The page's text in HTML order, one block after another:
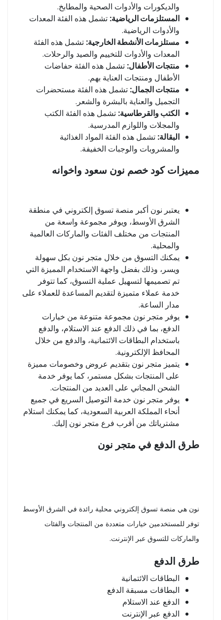
والديكورات والأدوات الصحية والمطابخ.
المستلزمات الرياضية: تشمل هذه الفئة المعدات
والأدوات الرياضية.
مستلزمات الأنشطة الخارجية: تشمل هذه الفئة
المعدات والأدوات للتخييم والصيد والرحلات.
منتجات الأطفال: تشمل هذه الفئة حفاضات
الأطفال ومنتجات العناية بهم.
منتجات الجمال: تشمل هذه الفئة مستحضرات
التجميل والعناية بالبشرة والشعر.
الكتب والقرطاسية: تشمل هذه الفئة الكتب
والمجلات واللوازم المدرسية.
البقالة: تشمل هذه الفئة المواد الغذائية
والمشروبات والوجبات الخفيفة.
مميزات كود خصم نون سعود واخوانه
يعتبر نون أكبر منصة تسوق إلكتروني في منطقة
الشرق الأوسط، ويوفر مجموعة واسعة من
المنتجات من مختلف الفئات والماركات العالمية
والمحلية.
يمكنك التسوق من خلال متجر نون بكل سهولة
ويسر، وذلك بفضل واجهة الاستخدام المميزة التي
تم تصميمها لتسهيل عملية التسوق، كما تتوفر
خدمة عملاء متميزة لتقديم المساعدة للعملاء على
مدار الساعة.
يوفر متجر نون مجموعة متنوعة من خيارات
الدفع، بما في ذلك الدفع عند الاستلام، والدفع
باستخدام البطاقات الائتمانية، والدفع من خلال
المحافظ الإلكترونية.
يتميز متجر نون بتقديم عروض وخصومات مميزة
على المنتجات بشكل مستمر، كما يوفر خدمة
الشحن المجاني على العديد من المنتجات.
يوفر متجر نون خدمة التوصيل السريع في جميع
أنحاء المملكة العربية السعودية، كما يمكنك استلام
مشترياتك من أقرب فرع متجر نون إليك.
طرق الدفع في متجر نون
نون هي منصة تسوق إلكتروني محلية رائدة في الشرق الأوسط
توفر للمستخدمين خيارات متعددة من المنتجات والفئات
والماركات للتسوق عبر الإنترنت.
طرق الدفع
البطاقات الائتمانية
البطاقات مسبقة الدفع
الدفع عند الاستلام
الدفع عبر الإنترنت